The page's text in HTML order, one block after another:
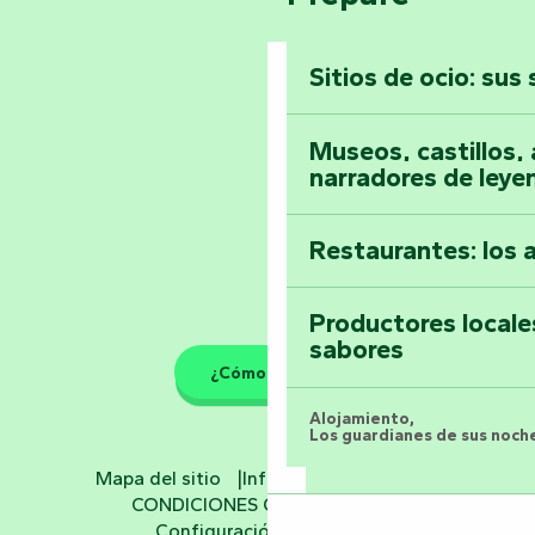
Toda la agenda
Sitios de ocio: sus
Museos, castillos,
narradores de
Restaurantes: los
Productores
sabores
Alojamiento,
Los guardianes de sus
Hoteles
¿Cómo llegar?
Mapa del sitio
Información jurídica
CONDICIONES GENERALES